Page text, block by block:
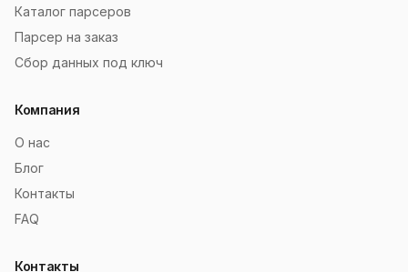
Каталог парсеров
Парсер на заказ
Сбор данных под ключ
Компания
О нас
Блог
Контакты
FAQ
Контакты